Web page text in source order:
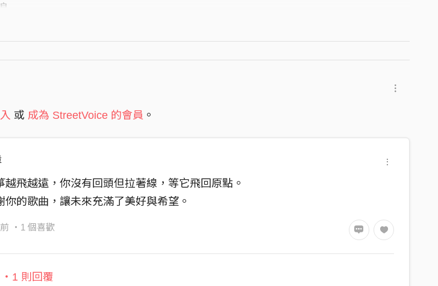
的光
理想
原諒
徨
靠近一些
的海邊
著線
過的傷
或 成為 StreetVoice 的會員 。
越飛越遠，你沒有回頭但拉著線，等它飛回原點。
你的歌曲，讓未來充滿了美好與希望。
・1 個喜歡
・1 則回覆